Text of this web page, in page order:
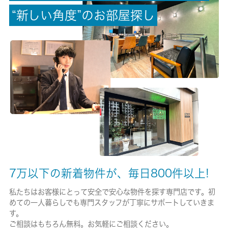
無/-
有/19000円
保険名/保険期間
-/2年
保証人代行
賃貸区分/契約期間
一般/2年
取引形態
“新 し い角 度”のお部屋探 し
7万以下の新着物件が、毎日800件以上!
私たちはお客様にとって安全で安心な物件を探す専門店です。初
めての一人暮らしでも専門スタッフが丁寧にサポートしていきま
す。
ご相談はもちろん無料。お気軽にご相談ください。